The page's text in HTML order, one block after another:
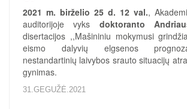
2021 m. birželio 25 d. 12 val.,
auditorijoje vyks doktoranto
disertacijos ,,Mašininiu mokymusi
eismo dalyvių elgsenos
nestandartinių laivybos srauto situacijų
gynimas.
31.GEGUŽĖ.2021